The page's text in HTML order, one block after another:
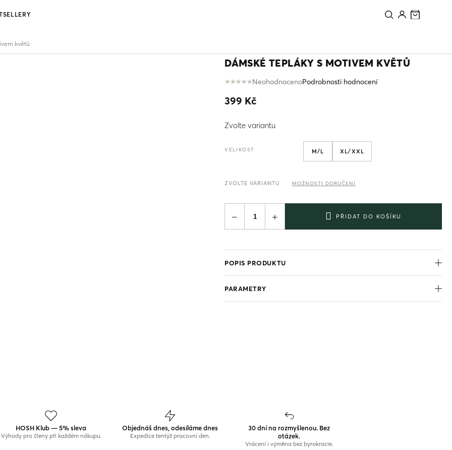
květů
DÁMSKÉ TEPLÁKY S MOTIVEM KVĚTŮ
Průměrné
produktu
0,0
hvězdiček.
NeohodnocenoPodrobnosti hodnocení
399 Kč
cena:
Zvolte variantu
VELIKOST M/L XL/XXL
ZVOLTE VARIANTU MOŽNOSTI DORUČENÍ
+
− PŘIDAT DO KOŠÍKU
POPIS PRODUKTU
PARAMETRY
HOSH Klub — 5% sleva
Výhody pro členy při každém nákupu.
Objednáš dnes, odesíláme dnes
Expedice tentýž pracovní den.
30 dní na rozmyšlenou. Bez
otázek.
Vrácení i výměna bez byrokracie.